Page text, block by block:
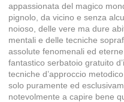
appassionata del magico
pignolo, da vicino e senza
noioso, delle vere ma dure
mentali e delle tecniche
assolute fenomenali ed
fantastico serbatoio gratuito
tecniche d’approccio
solo puramente ed
notevolmente a capire bene